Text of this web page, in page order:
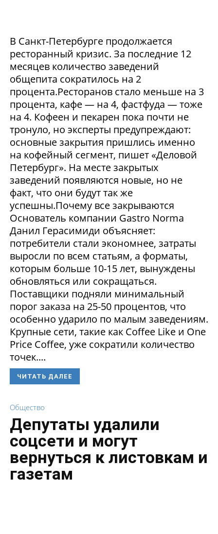
В Санкт-Петербурге продолжается
ресторанный кризис. За последние 12
месяцев количество заведений
общепита сократилось на 2
процента.Ресторанов стало меньше на 3
процента, кафе — на 4, фастфуда — тоже
на 4. Кофеен и пекарен пока почти не
тронуло, но эксперты предупреждают:
основные закрытия пришлись именно
на кофейный сегмент, пишет «Деловой
Петербург». На месте закрытых
заведений появляются новые, но не
факт, что они будут так же
успешны.Почему все закрываются
Основатель компании Gastro Norma
Данил Герасимиди объясняет:
потребители стали экономнее, затраты
выросли по всем статьям, а форматы,
которым больше 10-15 лет, вынуждены
обновляться или сокращаться.
Поставщики подняли минимальный
порог заказа на 25-50 процентов, что
особенно ударило по малым заведениям.
Крупные сети, такие как Coffee Like и One
Price Coffee, уже сократили количество
точек....
ЧИТАТЬ ДАЛЕЕ
Общество
Депутаты удалили
соцсети и могут
вернуться к листовкам и
газетам